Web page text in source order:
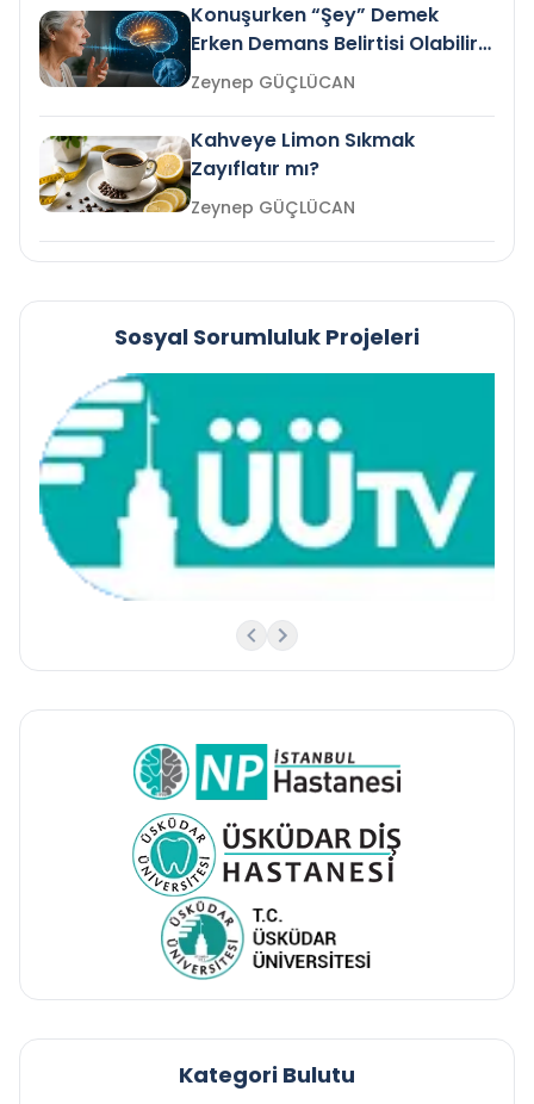
Konuşurken “Şey” Demek
Erken Demans Belirtisi Olabilir
mi?
Zeynep GÜÇLÜCAN
Kahveye Limon Sıkmak
Zayıflatır mı?
Zeynep GÜÇLÜCAN
Sosyal Sorumluluk Projeleri
Kategori Bulutu